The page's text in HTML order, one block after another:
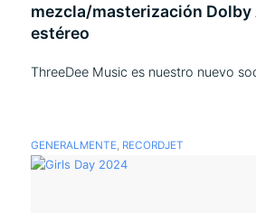
mezcla/masterización Dolby
estéreo
ThreeDee Music es nuestro nuevo
GENERALMENTE, RECORDJET